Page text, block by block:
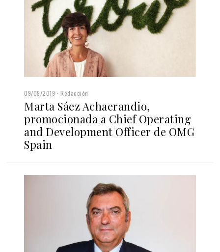
09/09/2019 Redacción
Marta Sáez Achaerandio,
promocionada a Chief Operating
and Development Officer de OMG
Spain